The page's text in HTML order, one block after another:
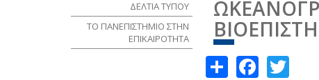
Share
ΔΕΛΤΙΑ ΤΥΠΟΥ
ΤΟ ΠΑΝΕΠΙΣΤΗΜΙΟ ΣΤΗΝ
ΕΠΙΚΑΙΡΟΤΗΤΑ